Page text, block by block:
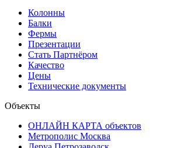
Колонны
Балки
Фермы
Презентации
Стать Партнёром
Качество
Цены
Технические документы
Объекты
ОНЛАЙН КАРТА объектов
Метрополис Москва